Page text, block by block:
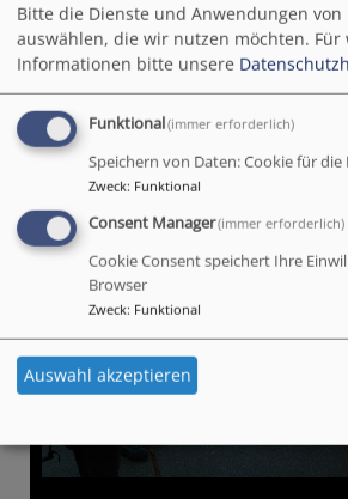
Bitte die Dienste und Anwendungen
auswählen, die wir nutzen möchten. Für
Informationen bitte unsere
Funktional(immer erforderlich)
Speichern von Daten: Cookie für
Zweck: Funktional
Consent Manager(immer erforderlich)
Cookie Consent speichert Ihre
Browser
Zweck: Funktional
Auswahl akzeptieren